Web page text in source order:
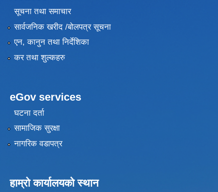
सूचना तथा समाचार
सार्वजनिक खरीद /बोलपत्र सूचना
एन, कानुन तथा निर्देशिका
कर तथा शुल्कहरु
eGov services
घटना दर्ता
सामाजिक सुरक्षा
नागरिक वडापत्र
हाम्रो कार्यालयको स्थान